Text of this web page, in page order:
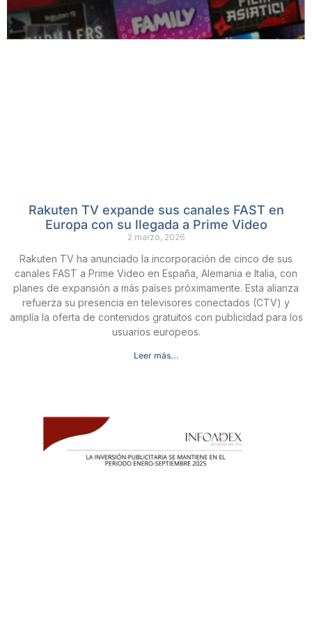
Rakuten TV expande sus canales FAST en
Europa con su llegada a Prime Video
2 marzo, 2026
Rakuten TV ha anunciado la incorporación de cinco de sus
canales FAST a Prime Video en España, Alemania e Italia, con
planes de expansión a más países próximamente. Esta alianza
refuerza su presencia en televisores conectados (CTV) y
amplía la oferta de contenidos gratuitos con publicidad para los
usuarios europeos.
Leer más...